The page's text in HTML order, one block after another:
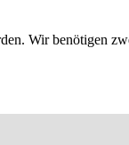
Wir benötigen